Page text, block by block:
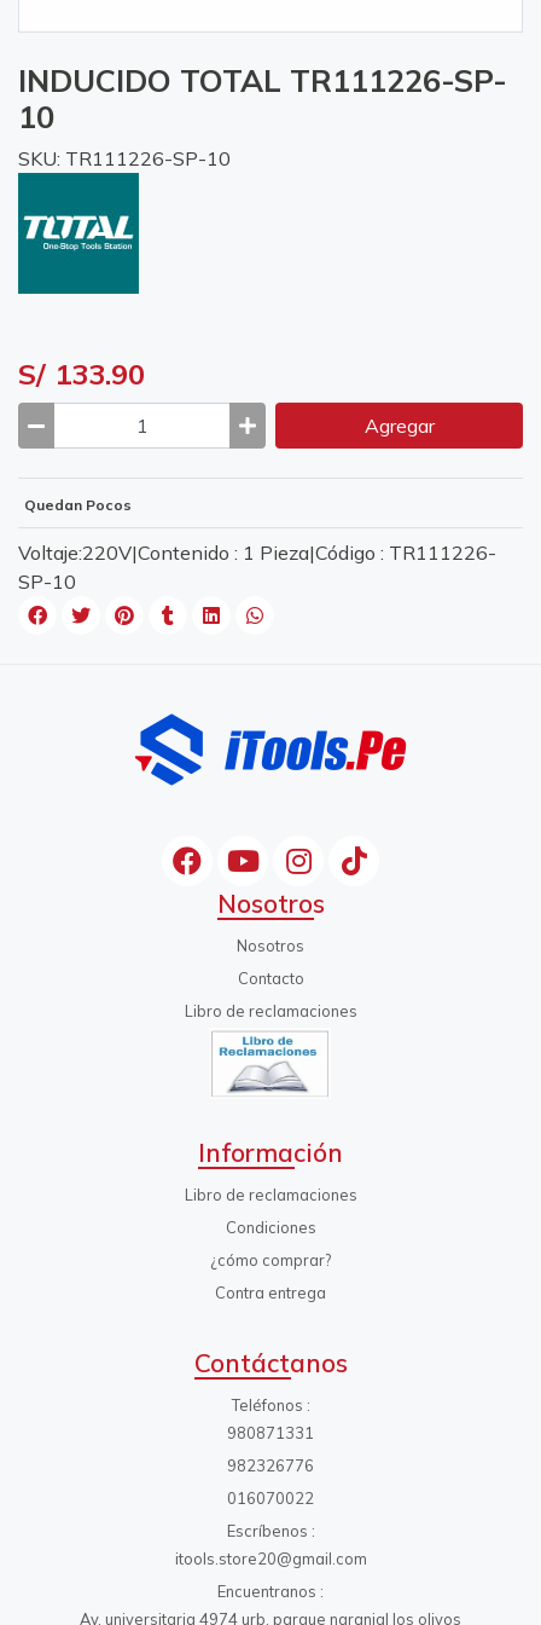
INDUCIDO TOTAL TR111226-SP-
10
SKU: TR111226-SP-10
S/ 133.90
Agregar
Quedan Pocos
Voltaje:220V|Contenido : 1 Pieza|Código : TR111226-
SP-10
Nosotros
Nosotros
Contacto
Libro de reclamaciones
Información
Libro de reclamaciones
Condiciones
¿cómo comprar?
Contra entrega
Contáctanos
Teléfonos
980871331
982326776
016070022
Escríbenos
itools.store20@gmail.com
Encuentranos
Av. universitaria 4974 urb. parque naranjal los olivos